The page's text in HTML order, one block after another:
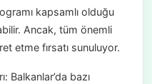
kapsamlı olduğu
Ancak, tüm önemli
etme fırsatı sunuluyor.
Balkanlar’da bazı